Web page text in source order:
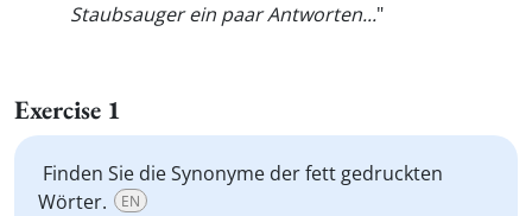
Staubsauger ein paar Antworten..."
Exercise 1
Finden Sie die Synonyme der fett gedruckten
Wörter.
EN